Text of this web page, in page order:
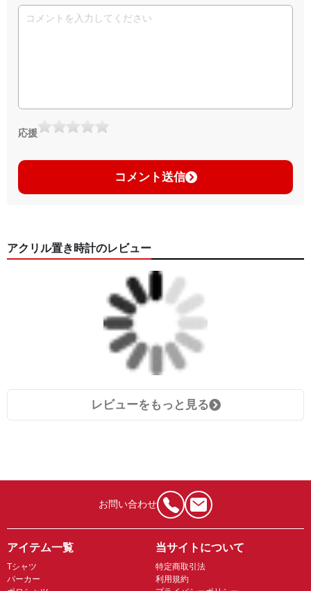
応援
コメント送信
アクリル置き時計のレビュー
レビューをもっと見る
お問い合わせ
アイテム一覧
Tシャツ
パーカー
当サイトについて
特定商取引法
利用規約